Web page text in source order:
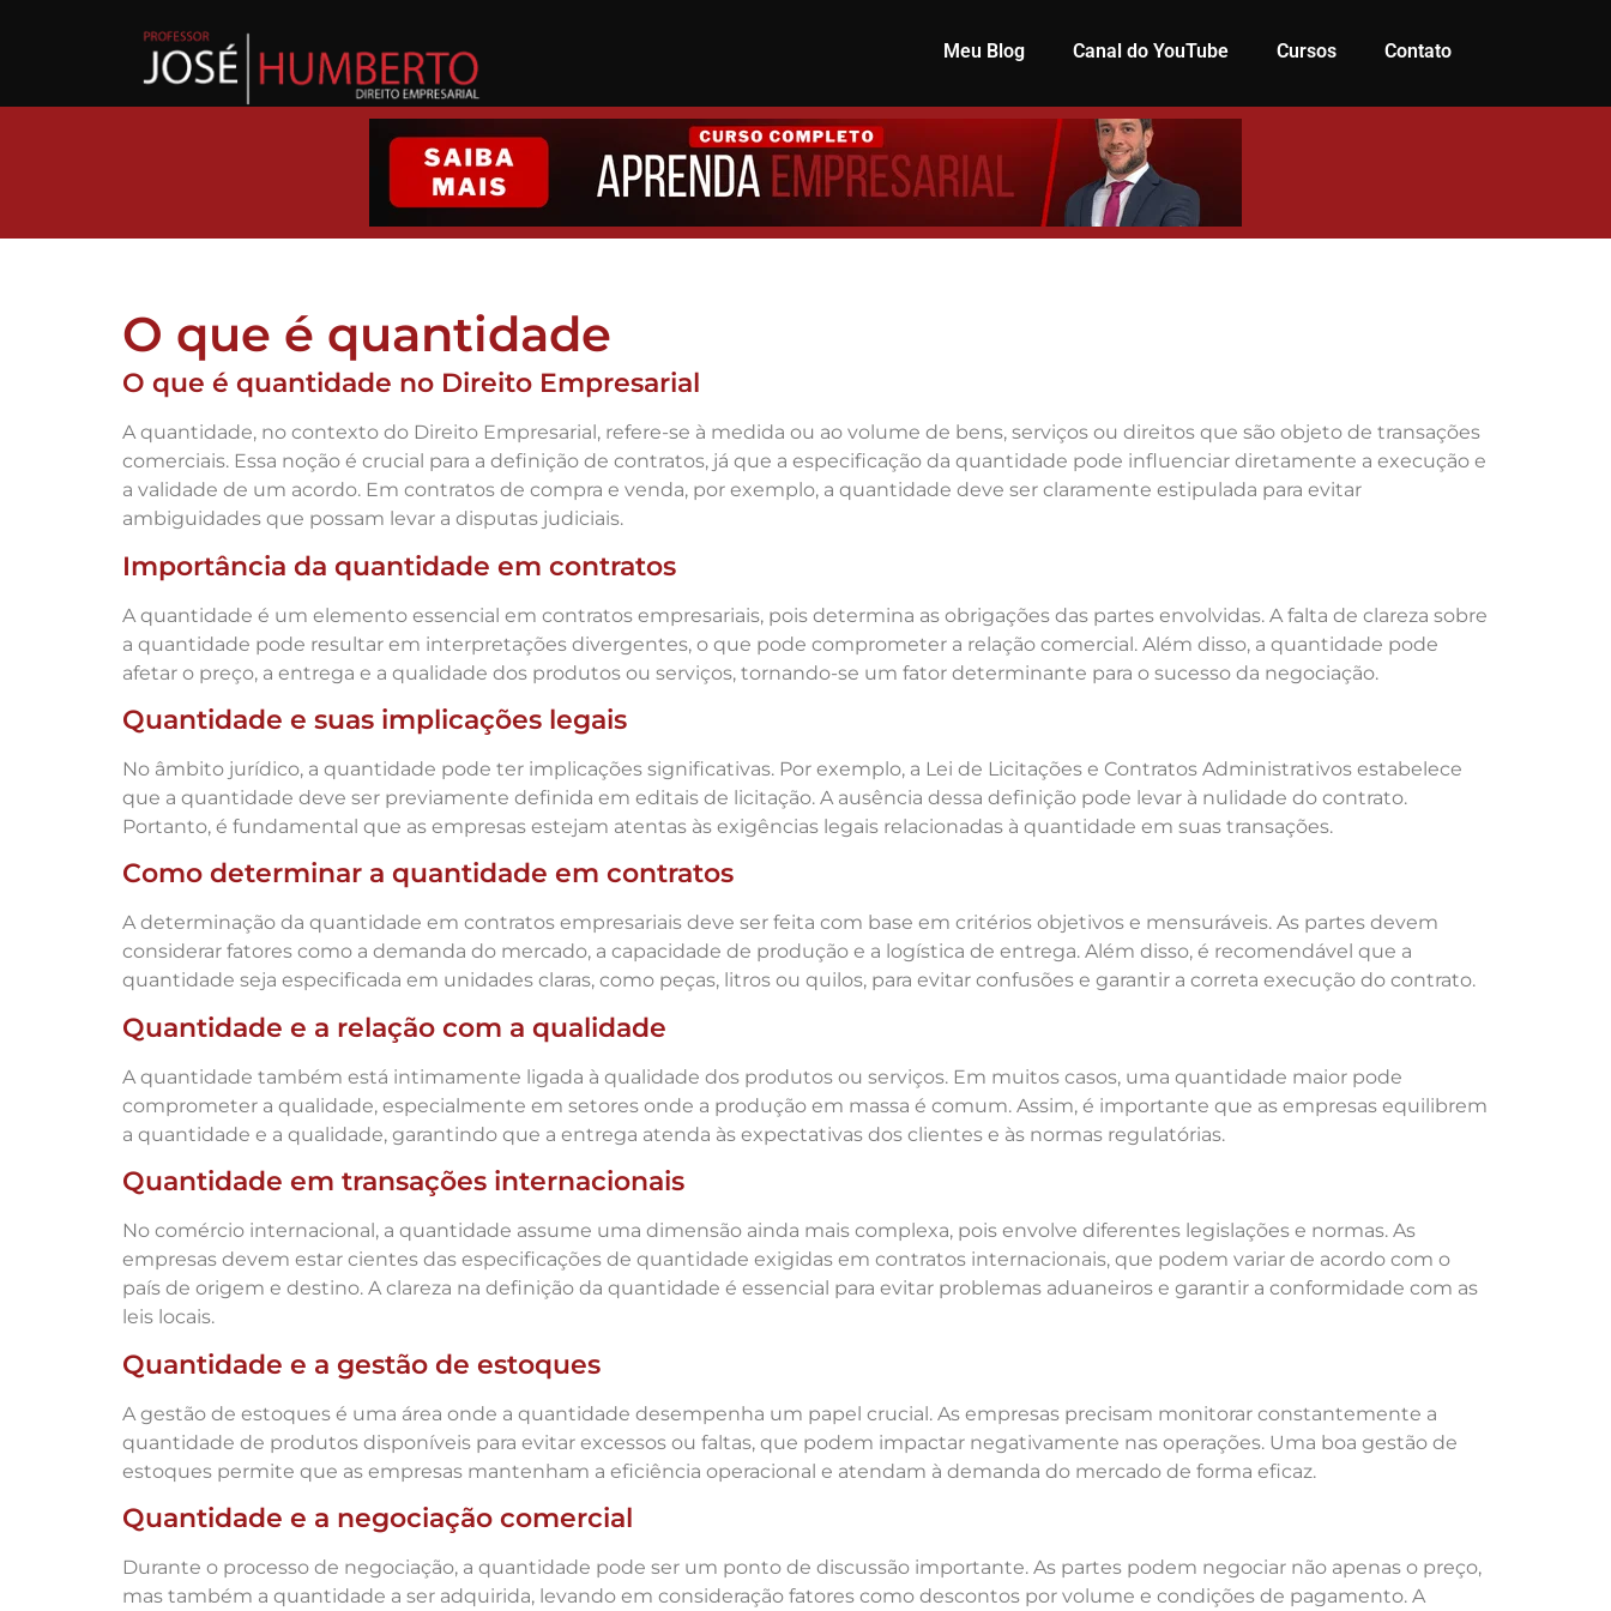
Meu Blog Canal do YouTube Cursos Contato
O que é quantidade
O que é quantidade no Direito Empresarial
A quantidade, no contexto do Direito Empresarial, refere-se à medida ou ao volume de bens, serviços ou direitos que são objeto de transações
comerciais. Essa noção é crucial para a definição de contratos, já que a especificação da quantidade pode influenciar diretamente a execução e
a validade de um acordo. Em contratos de compra e venda, por exemplo, a quantidade deve ser claramente estipulada para evitar
ambiguidades que possam levar a disputas judiciais.
Importância da quantidade em contratos
A quantidade é um elemento essencial em contratos empresariais, pois determina as obrigações das partes envolvidas. A falta de clareza sobre
a quantidade pode resultar em interpretações divergentes, o que pode comprometer a relação comercial. Além disso, a quantidade pode
afetar o preço, a entrega e a qualidade dos produtos ou serviços, tornando-se um fator determinante para o sucesso da negociação.
Quantidade e suas implicações legais
No âmbito jurídico, a quantidade pode ter implicações significativas. Por exemplo, a Lei de Licitações e Contratos Administrativos estabelece
que a quantidade deve ser previamente definida em editais de licitação. A ausência dessa definição pode levar à nulidade do contrato.
Portanto, é fundamental que as empresas estejam atentas às exigências legais relacionadas à quantidade em suas transações.
Como determinar a quantidade em contratos
A determinação da quantidade em contratos empresariais deve ser feita com base em critérios objetivos e mensuráveis. As partes devem
considerar fatores como a demanda do mercado, a capacidade de produção e a logística de entrega. Além disso, é recomendável que a
quantidade seja especificada em unidades claras, como peças, litros ou quilos, para evitar confusões e garantir a correta execução do contrato.
Quantidade e a relação com a qualidade
A quantidade também está intimamente ligada à qualidade dos produtos ou serviços. Em muitos casos, uma quantidade maior pode
comprometer a qualidade, especialmente em setores onde a produção em massa é comum. Assim, é importante que as empresas equilibrem
a quantidade e a qualidade, garantindo que a entrega atenda às expectativas dos clientes e às normas regulatórias.
Quantidade em transações internacionais
No comércio internacional, a quantidade assume uma dimensão ainda mais complexa, pois envolve diferentes legislações e normas. As
empresas devem estar cientes das especificações de quantidade exigidas em contratos internacionais, que podem variar de acordo com o
país de origem e destino. A clareza na definição da quantidade é essencial para evitar problemas aduaneiros e garantir a conformidade com as
leis locais.
Quantidade e a gestão de estoques
A gestão de estoques é uma área onde a quantidade desempenha um papel crucial. As empresas precisam monitorar constantemente a
quantidade de produtos disponíveis para evitar excessos ou faltas, que podem impactar negativamente nas operações. Uma boa gestão de
estoques permite que as empresas mantenham a eficiência operacional e atendam à demanda do mercado de forma eficaz.
Quantidade e a negociação comercial
Durante o processo de negociação, a quantidade pode ser um ponto de discussão importante. As partes podem negociar não apenas o preço,
mas também a quantidade a ser adquirida, levando em consideração fatores como descontos por volume e condições de pagamento. A